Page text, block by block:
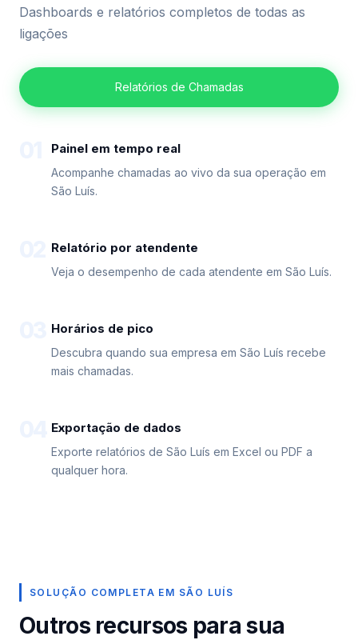
Dashboards e relatórios completos de todas as
ligações
Relatórios de Chamadas
Painel em tempo real
Acompanhe chamadas ao vivo da sua operação em
São Luís.
Relatório por atendente
Veja o desempenho de cada atendente em São Luís.
Horários de pico
Descubra quando sua empresa em São Luís recebe
mais chamadas.
Exportação de dados
Exporte relatórios de São Luís em Excel ou PDF a
qualquer hora.
SOLUÇÃO COMPLETA EM SÃO LUÍS
Outros recursos para sua